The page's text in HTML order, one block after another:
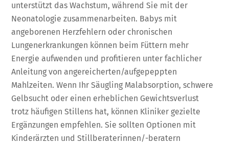
unterstützt das Wachstum, während Sie mit der
Neonatologie zusammenarbeiten. Babys mit
angeborenen Herzfehlern oder chronischen
Lungenerkrankungen können beim Füttern mehr
Energie aufwenden und profitieren unter fachlicher
Anleitung von angereicherten/aufgepeppten
Mahlzeiten. Wenn Ihr Säugling Malabsorption, schwere
Gelbsucht oder einen erheblichen Gewichtsverlust
trotz häufigen Stillens hat, können Kliniker gezielte
Ergänzungen empfehlen. Sie sollten Optionen mit
Kinderärzten und Stillberaterinnen/-beratern